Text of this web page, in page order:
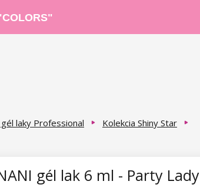
laky Professional
Kolekcia Shiny Star
gél lak 6 ml - Party Lady